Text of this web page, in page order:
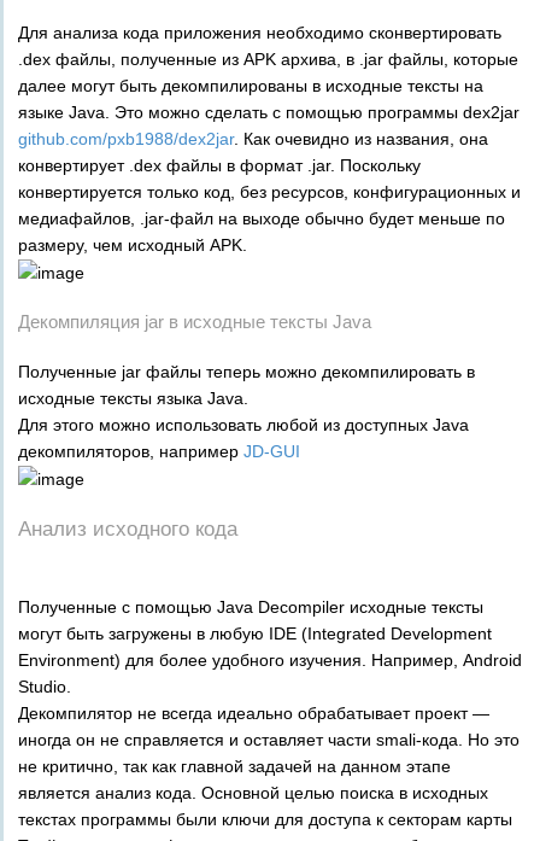
Для анализа кода приложения необходимо сконвертировать
.dex файлы, полученные из APK архива, в .jar файлы, которые
далее могут быть декомпилированы в исходные тексты на
языке Java. Это можно сделать с помощью программы dex2jar
github.com/pxb1988/dex2jar. Как очевидно из названия, она
конвертирует .dex файлы в формат .jar. Поскольку
конвертируется только код, без ресурсов, конфигурационных и
медиафайлов, .jar-файл на выходе обычно будет меньше по
размеру, чем исходный APK.
Декомпиляция jar в исходные тексты Java
Полученные jar файлы теперь можно декомпилировать в
исходные тексты языка Java.
Для этого можно использовать любой из доступных Java
декомпиляторов, например JD-GUI
Анализ исходного кода
Полученные с помощью Java Decompiler исходные тексты
могут быть загружены в любую IDE (Integrated Development
Environment) для более удобного изучения. Например, Android
Studio.
Декомпилятор не всегда идеально обрабатывает проект —
иногда он не справляется и оставляет части smali-кода. Но это
не критично, так как главной задачей на данном этапе
является анализ кода. Основной целью поиска в исходных
текстах программы были ключи для доступа к секторам карты